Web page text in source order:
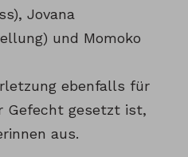
Jovana
und Momoko
ebenfalls für
Gefecht gesetzt ist,
aus.